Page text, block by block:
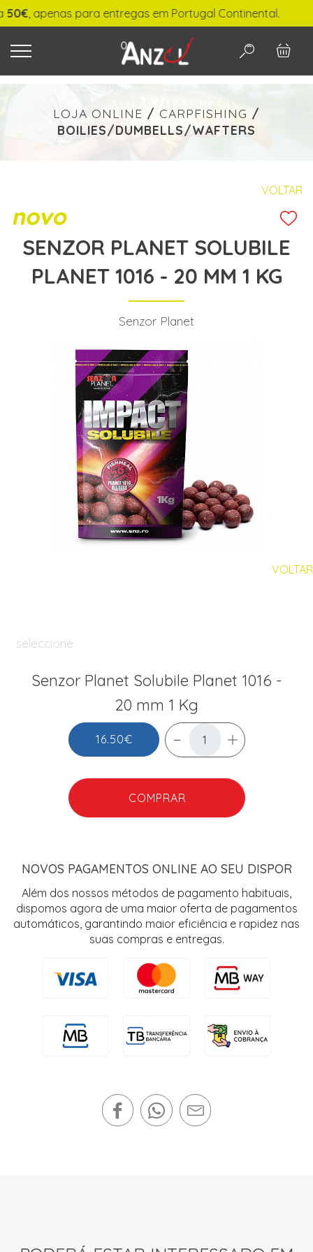
O QUE PROCURA?
-
PESQUISAR
, apenas para entregas em Portugal Continental.
LOJA ONLINE / CARPFISHING /
BOILIES/DUMBELLS/WAFTERS
VOLTAR
SENZOR PLANET SOLUBILE
PLANET 1016 - 20 MM 1 KG
Senzor Planet
VOLTAR
seleccione
Senzor Planet Solubile Planet 1016 -
20 mm 1 Kg
16.50€
COMPRAR
NOVOS PAGAMENTOS ONLINE AO SEU DISPOR
Além dos nossos métodos de pagamento habituais,
dispomos agora de uma maior oferta de pagamentos
automáticos, garantindo maior eficiência e rapidez nas
suas compras e entregas.